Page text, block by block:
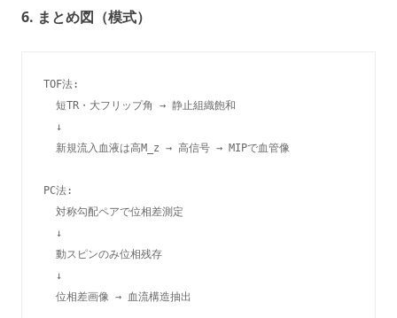
6. まとめ図（模式）
TOF法:
  短TR・大フリップ角 → 静止組織飽和
  ↓
  新規流入血液は高M_z → 高信号 → MIPで血管像
PC法:
  対称勾配ペアで位相差測定
  ↓
  動スピンのみ位相残存
  ↓